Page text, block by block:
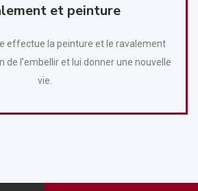
et peinture
effectue la peinture et le ravalement
de l’embellir et lui donner une nouvelle
vie.